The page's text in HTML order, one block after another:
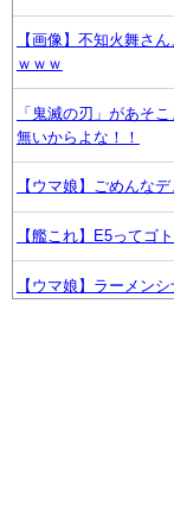
【画像】不知火舞さ
ｗｗｗ
「鬼滅の刃」があそ
無いからよな！！
【ウマ娘】ごめんな
【艦これ】E5ってゴ
【ウマ娘】ラーメン